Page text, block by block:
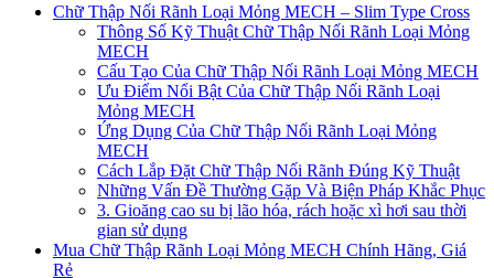
Chữ Thập Nối Rãnh Loại Mỏng MECH – Slim Type Cross
Thông Số Kỹ Thuật Chữ Thập Nối Rãnh Loại Mỏng
MECH
Cấu Tạo Của Chữ Thập Nối Rãnh Loại Mỏng MECH
Ưu Điểm Nổi Bật Của Chữ Thập Nối Rãnh Loại
Mỏng MECH
Ứng Dụng Của Chữ Thập Nối Rãnh Loại Mỏng
MECH
Cách Lắp Đặt Chữ Thập Nối Rãnh Đúng Kỹ Thuật
Những Vấn Đề Thường Gặp Và Biện Pháp Khắc Phục
3. Gioăng cao su bị lão hóa, rách hoặc xì hơi sau thời
gian sử dụng
Mua Chữ Thập Rãnh Loại Mỏng MECH Chính Hãng, Giá
Rẻ